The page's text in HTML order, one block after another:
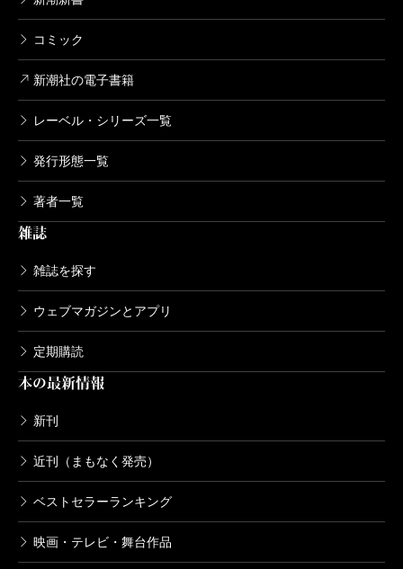
コミック
新潮社の電子書籍
レーベル・シリーズ一覧
発行形態一覧
著者一覧
雑誌
雑誌を探す
ウェブマガジンとアプリ
定期購読
本の最新情報
新刊
近刊（まもなく発売）
ベストセラーランキング
映画・テレビ・舞台作品